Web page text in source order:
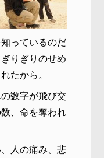
っているのだ
りぎりのせめ
たから。
数字が飛び交
、命を奪われ
人の痛み、悲